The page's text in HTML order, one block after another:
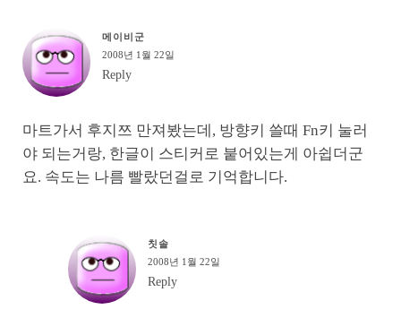
메이비군
2008년 1월 22일
Reply
마트가서 후지쯔 만져봤는데, 방향키 쓸때 Fn키 눌러
야 되는거랑, 한글이 스티커로 붙어있는게 아쉽더군
요. 속도는 나름 빨랐던걸로 기억합니다.
칫솔
2008년 1월 22일
Reply